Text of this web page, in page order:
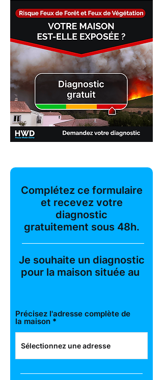
Complétez ce formulaire
et recevez votre
diagnostic
gratuitement sous 48h.
Je souhaite un diagnostic
pour la maison située au
Précisez l'adresse complète de
la maison